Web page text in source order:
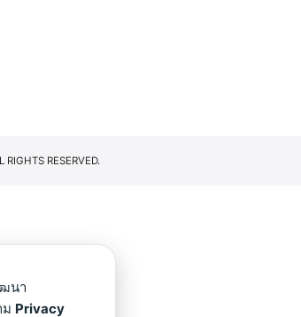
RESERVED.
นา
Privacy